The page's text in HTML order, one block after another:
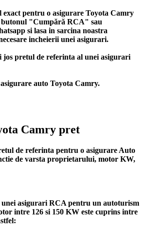
pentru o asigurare Toyota Camry
butonul "Cumpără RCA" sau
si lasa in sarcina noastra
incheierii unei asigurari.
jos pretul de referinta al unei asigurari
auto Toyota Camry.
Camry pret
de referinta pentru o asigurare Auto
de varsta proprietarului, motor KW,
asigurari RCA pentru un autoturism
intre 126 si 150 KW este cuprins intre